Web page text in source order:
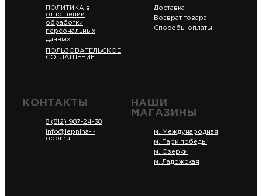
ПОЛИТИКА в
отношении
обработки
персональных
данных
ПОЛЬЗОВАТЕЛЬСКОЕ
СОГЛАШЕНИЕ
Доставка
Возврат товара
Способы оплаты
КОНТАКТЫ
8 (812) 987-24-38
info@lepnina-i-
oboi.ru
НАШИ
МАГАЗИНЫ
м. Международная
м. Парк победы
м. Озерки
м. Ладожская